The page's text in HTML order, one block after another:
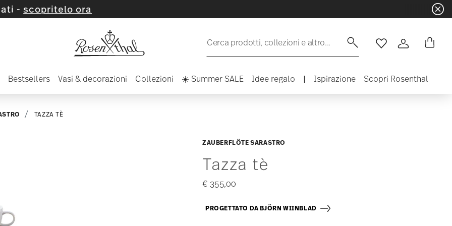
ora
Cerca prodotti, collezioni e altro... Lista desideri
Accedi
Bestsellers Vasi & decorazioni Collezioni ☀️ Summer SALE Idee regalo | Ispirazione Scopri Rosenthal
ZAUBERFLÖTE SARASTRO
Tazza tè
€ 355,00
PROGETTATO DA BJÖRN WIINBLAD
TAZZA TÈ